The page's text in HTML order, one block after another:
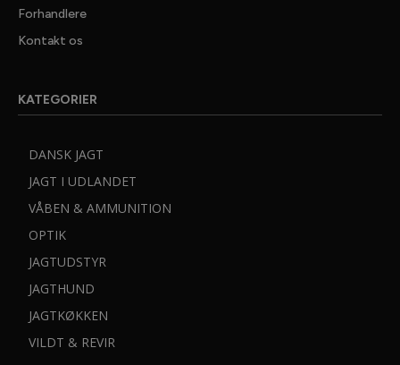
Forhandlere
Kontakt os
KATEGORIER
DANSK JAGT
JAGT I UDLANDET
VÅBEN & AMMUNITION
OPTIK
JAGTUDSTYR
JAGTHUND
JAGTKØKKEN
VILDT & REVIR
GRATIS
Dit navn: